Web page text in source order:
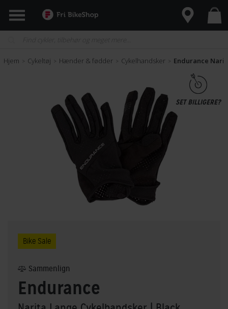
Hjem > Cykeltøj > Hænder & fødder > Cykelhandsker > Endurance
SET BILLIGERE?
Bike Sale
Endurance
Sammenlign